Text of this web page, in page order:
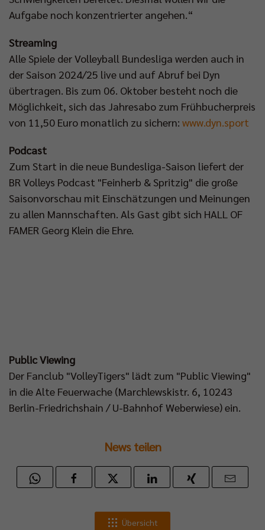
Aufgabe noch konzentrierter angehen.“
Streaming
Alle Spiele der Volleyball Bundesliga werden auch in
der Saison 2024/25 live und auf Abruf bei Dyn
übertragen. Bis zum 06. Oktober besteht noch die
Möglichkeit, sich das Jahresabo zum Frühbucherpreis
von 11,50 Euro monatlich zu sichern: www.dyn.sport
Podcast
Zum Start in die neue Bundesliga-Saison liefert der
BR Volleys Podcast "Feinherb & Spritzig" die große
Saisonvorschau mit Einschätzungen und Meinungen
zu allen Mannschaften. Als Gast gibt sich HALL OF
FAMER Georg Klein die Ehre.
Public Viewing
Der Fanclub "VolleyTigers" lädt zum "Public Viewing"
in die Alte Feuerwache (Marchlewskistr. 6, 10243
Berlin-Friedrichshain / U-Bahnhof Weberwiese) ein.
News teilen
Übersicht